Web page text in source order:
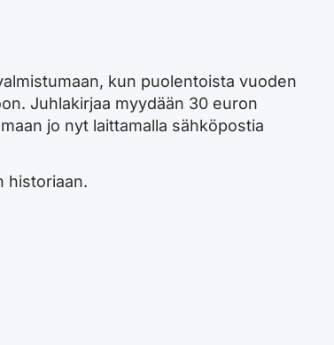
kun puolentoista vuoden
Juhlakirjaa myydään 30 euron
jo nyt laittamalla sähköpostia
historiaan.